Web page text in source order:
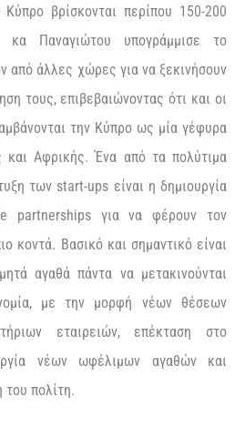
βρίσκονται περίπου 150-200
κα Παναγιώτου υπογράμμισε το
από άλλες χώρες για να ξεκινήσουν
τους, επιβεβαιώνοντας ότι και οι
την Κύπρο ως μία γέφυρα
και Αφρικής. Ένα από τα πολύτιμα
των start-ups είναι η δημιουργία
partnerships για να φέρουν τον
κοντά. Βασικό και σημαντικό είναι
αγαθά πάντα να μετακινούνται
με την μορφή νέων θέσεων
εταιρειών, επέκταση στο
νέων ωφέλιμων αγαθών και
του πολίτη.